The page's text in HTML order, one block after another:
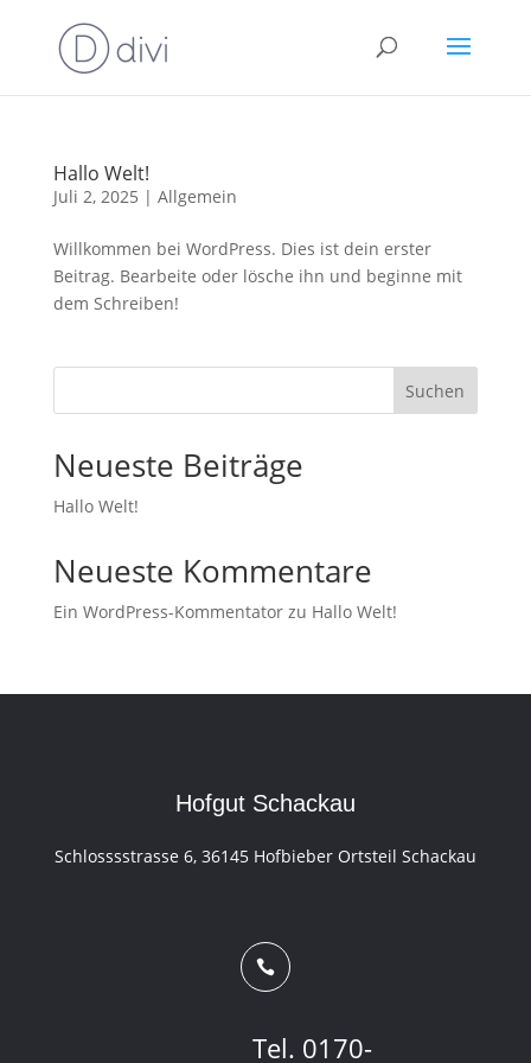
Hallo Welt!
Juli 2, 2025 | Allgemein
Willkommen bei WordPress. Dies ist dein erster
Beitrag. Bearbeite oder lösche ihn und beginne mit
dem Schreiben!
Suchen
Neueste Beiträge
Hallo Welt!
Neueste Kommentare
Ein WordPress-Kommentatorzu Hallo Welt!
Hofgut Schackau
Schlosssstrasse 6, 36145 Hofbieber Ortsteil Schackau

Tel. 0170-